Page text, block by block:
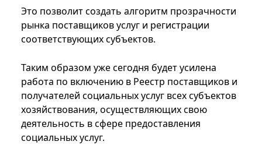
Это позволит создать алгоритм прозрачности
рынка поставщиков услуг и регистрации
соответствующих субъектов.
Таким образом уже сегодня будет усилена
работа по включению в Реестр поставщиков и
получателей социальных услуг всех субъектов
хозяйствования, осуществляющих свою
деятельность в сфере предоставления
социальных услуг.